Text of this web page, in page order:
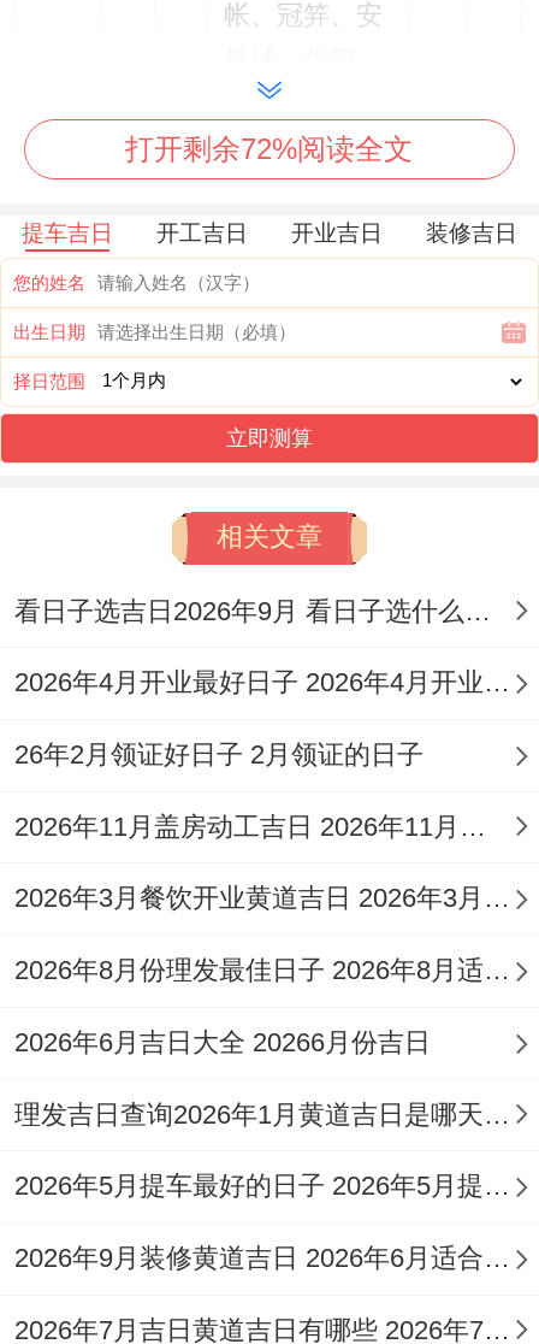
年3
月8
日
月
二
期
帐、冠笄、安
开柱眼、安
门、安床、造
亲友、祈福、
经络、纳财、
开业、立券、
理发、架马
猪
煞
东
98
分
年3
月
五
星
五
祀、出行、冠
易、进人口、
开业、移徙、
安床、入殓、
移柩、破土；
采、订盟、嫁
福、求嗣、置
产、求医、治
易、立券、会
亲友、移徙、
盖屋、合脊、
安门、放水、
龙
北
95
打开剩余72%阅读全文
提车吉日 开工吉日 开业吉日 装修吉日
您的姓名
出生日期
择日范围
立即测算
相关文章
看日子选吉日2026年9月 看日子选什么黄历
2026年4月开业最好日子 2026年4月开业吉日
26年2月领证好日子 2月领证的日子
2026年11月盖房动工吉日 2026年11月动工吉日
2026年3月餐饮开业黄道吉日 2026年3月餐饮开业吉日最好吉日
2026年8月份理发最佳日子 2026年8月适合理发的时间
2026年6月吉日大全 20266月份吉日
理发吉日查询2026年1月黄道吉日是哪天 理发吉日查询2026年9月黄道吉日
2026年5月提车最好的日子 2026年5月提车那天日子好
2026年9月装修黄道吉日 2026年6月适合装修的黄道吉日
2026年7月吉日黄道吉日有哪些 2026年7月26日黄道吉日吉时